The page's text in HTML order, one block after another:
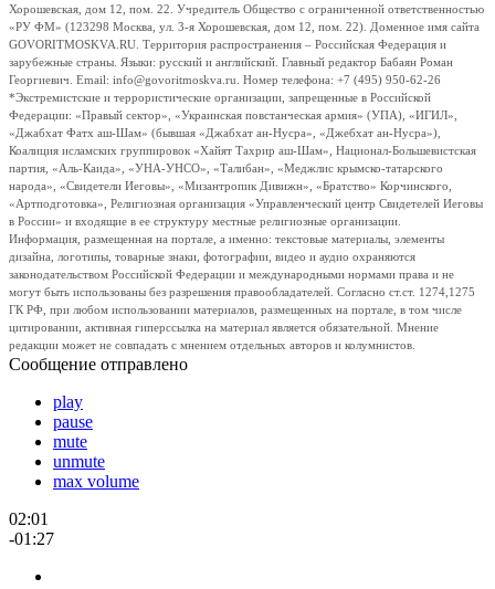
Хорошевская, дом 12, пом. 22. Учредитель Общество с ограниченной ответственностью
«РУ ФМ» (123298 Москва, ул. 3-я Хорошевская, дом 12, пом. 22). Доменное имя сайта
GOVORITMOSKVA.RU. Территория распространения – Российская Федерация и
зарубежные страны. Языки: русский и английский. Главный редактор Бабаян Роман
Георгиевич. Email: info@govoritmoskva.ru. Номер телефона: +7 (495) 950-62-26
*Экстремистские и террористические организации, запрещенные в Российской
Федерации: «Правый сектор», «Украинская повстанческая армия» (УПА), «ИГИЛ»,
«Джабхат Фатх аш-Шам» (бывшая «Джабхат ан-Нусра», «Джебхат ан-Нусра»),
Коалиция исламских группировок «Хайят Тахрир аш-Шам», Национал-Большевистская
партия, «Аль-Каида», «УНА-УНСО», «Талибан», «Меджлис крымско-татарского
народа», «Свидетели Иеговы», «Мизантропик Дивижн», «Братство» Корчинского,
«Артподготовка», Религиозная организация «Управленческий центр Свидетелей Иеговы
в России» и входящие в ее структуру местные религиозные организации.
Информация, размещенная на портале, а именно: текстовые материалы, элементы
дизайна, логотипы, товарные знаки, фотографии, видео и аудио охраняются
законодательством Российской Федерации и международными нормами права и не
могут быть использованы без разрешения правообладателей. Согласно ст.ст. 1274,1275
ГК РФ, при любом использовании материалов, размещенных на портале, в том числе
цитировании, активная гиперссылка на материал является обязательной. Мнение
редакции может не совпадать с мнением отдельных авторов и колумнистов.
Сообщение отправлено
play
pause
mute
unmute
max volume
02:01
-01:27